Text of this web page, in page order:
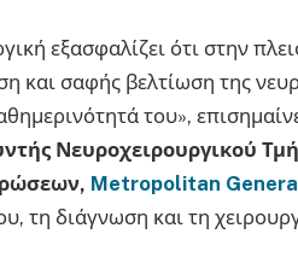
εξασφαλίζει ότι στην
και σαφής βελτίωση της
του»,
Νευροχειρουργικού
Metropolitan
τη διάγνωση και τη